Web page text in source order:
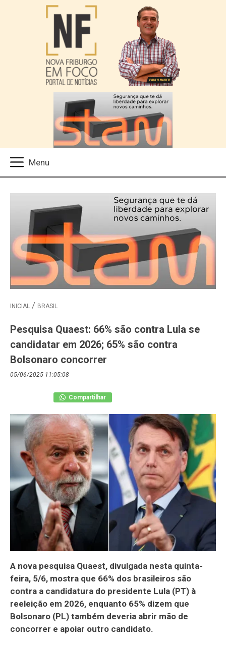
INICIAL BRASIL
Pesquisa Quaest: 66% são contra Lula se
candidatar em 2026; 65% são contra
Bolsonaro concorrer
05/06/2025 11:05:08
Compartilhar
A nova pesquisa Quaest, divulgada nesta quinta-
feira, 5/6, mostra que 66% dos brasileiros são
contra a candidatura do presidente Lula (PT) à
reeleição em 2026, enquanto 65% dizem que
Bolsonaro (PL) também deveria abrir mão de
concorrer e apoiar outro candidato.